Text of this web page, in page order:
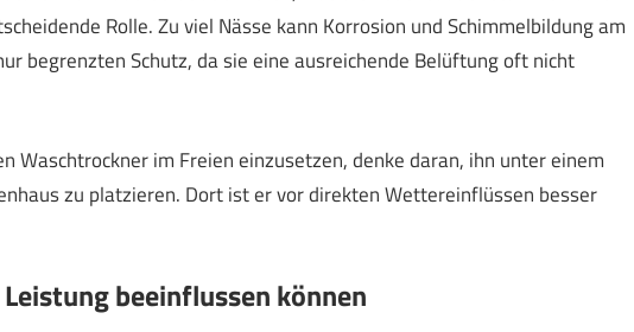
Rolle. Zu viel Nässe kann Korrosion und Schimmelbildung am
begrenzten Schutz, da sie eine ausreichende Belüftung oft nicht
Waschtrockner im Freien einzusetzen, denke daran, ihn unter einem
zu platzieren. Dort ist er vor direkten Wettereinflüssen besser
beeinflussen können